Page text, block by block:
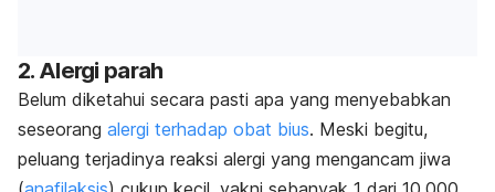
2. Alergi parah
Belum diketahui secara pasti apa yang menyebabkan
seseorang alergi terhadap obat bius. Meski begitu,
peluang terjadinya reaksi alergi yang mengancam jiwa